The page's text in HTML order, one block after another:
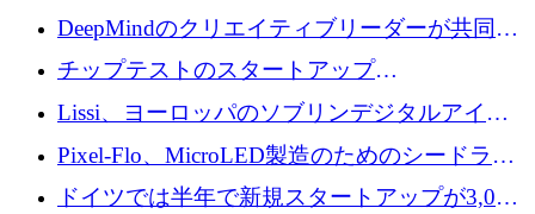
がプレシードで 220 万ドルを調達
DeepMindのクリエイティブリーダーが共同設
立したAIライティングのスタートアップが
1,300万ドルのシード投資を調達
チップテストのスタートアップ
QuantumDiamondsが株式資金で1,500万ユーロ
を調達
Lissi、ヨーロッパのソブリンデジタルアイデ
ンティティの未来を推進するために350万ユー
ロを調達
Pixel-Flo、MicroLED製造のためのシードラウ
ンドで525万ポンドを獲得
ドイツでは半年で新規スタートアップが3,000